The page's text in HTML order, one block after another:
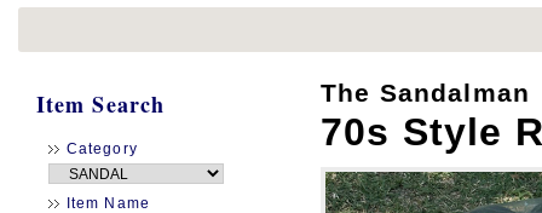
Item Search
Category
Item Name
The Sandalman
70s Style